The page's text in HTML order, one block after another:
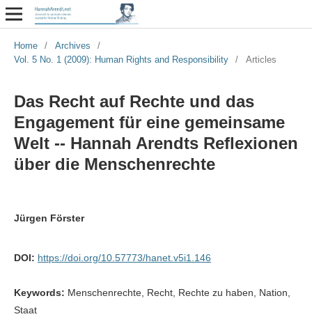
Home / Archives
/
Vol. 5 No. 1 (2009): Human Rights and Responsibility
/ Articles
Das Recht auf Rechte und das
Engagement für eine gemeinsame
Welt -- Hannah Arendts Reflexionen
über die Menschenrechte
Jürgen Förster
DOI: https://doi.org/10.57773/hanet.v5i1.146
Keywords: Menschenrechte, Recht, Rechte zu haben, Nation,
Staat